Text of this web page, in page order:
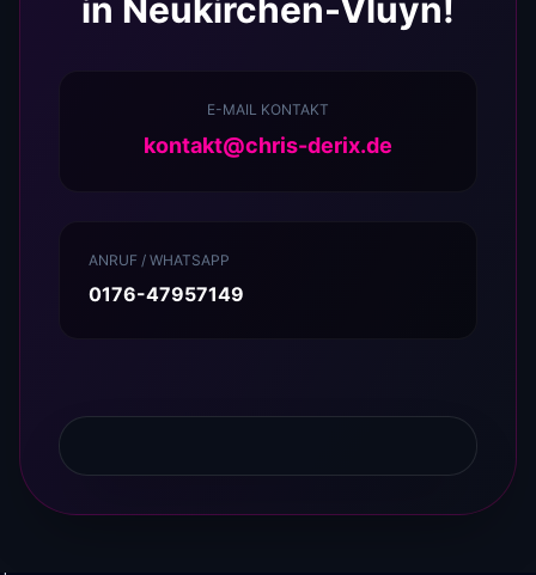
in Neukirchen-Vluyn!
E-MAIL KONTAKT
kontakt@chris-derix.de
ANRUF / WHATSAPP
0176-47957149